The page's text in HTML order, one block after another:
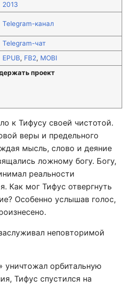
2013
Telegram-канал
Telegram-чат
EPUB, FB2, MOBI
проект
к Тифусу своей чистотой.
веры и предельного
мысль, слово и деяние
ложному богу. Богу,
реальности
Как мог Тифус отвергнуть
Особенно услышав голос,
неповторимой
уничтожал орбитальную
Тифус спустился на